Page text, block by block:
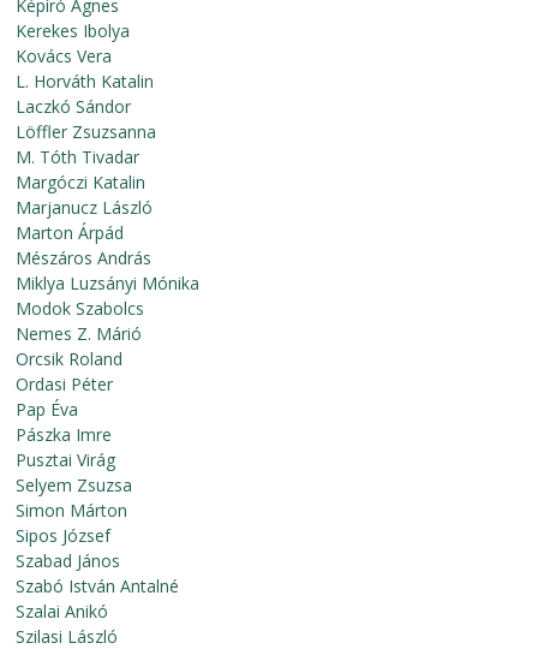
Képíró Ágnes
Kerekes Ibolya
Kovács Vera
L. Horváth Katalin
Laczkó Sándor
Löffler Zsuzsanna
M. Tóth Tivadar
Margóczi Katalin
Marjanucz László
Marton Árpád
Mészáros András
Miklya Luzsányi Mónika
Modok Szabolcs
Nemes Z. Márió
Orcsik Roland
Ordasi Péter
Pap Éva
Pászka Imre
Pusztai Virág
Selyem Zsuzsa
Simon Márton
Sipos József
Szabad János
Szabó István Antalné
Szalai Anikó
Szilasi László